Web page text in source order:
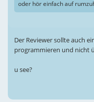
oder hör einfach auf
Der Reviewer sollte auch
programmieren und nicht
u see?